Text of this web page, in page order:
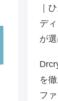
｜
デ
が
を
フ